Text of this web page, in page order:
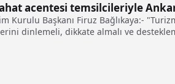
acentesi temsilcileriyle
Kurulu Başkanı Firuz Bağlıkaya:-
dinlemeli, dikkate almalı ve